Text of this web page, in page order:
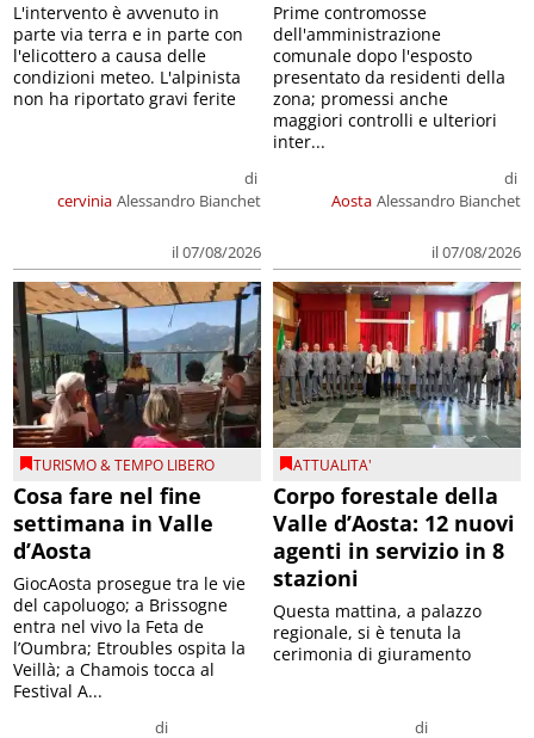
cervinia
di
Alessandro Bianchet
il 07/08/2026
L'intervento è avvenuto in
parte via terra e in parte con
l'elicottero a causa delle
condizioni meteo. L'alpinista
non ha riportato gravi ferite
Aosta
di
Alessandro Bianchet
il 07/08/2026
Prime contromosse
dell'amministrazione
comunale dopo l'esposto
presentato da residenti della
zona; promessi anche
maggiori controlli e ulteriori
inter...
TURISMO & TEMPO LIBERO
Cosa fare nel fine
settimana in Valle
d’Aosta
di
GiocAosta prosegue tra le vie
del capoluogo; a Brissogne
entra nel vivo la Feta de
l’Oumbra; Etroubles ospita la
Veillà; a Chamois tocca al
Festival A...
ATTUALITA'
Corpo forestale della
Valle d’Aosta: 12 nuovi
agenti in servizio in 8
stazioni
di
Questa mattina, a palazzo
regionale, si è tenuta la
cerimonia di giuramento